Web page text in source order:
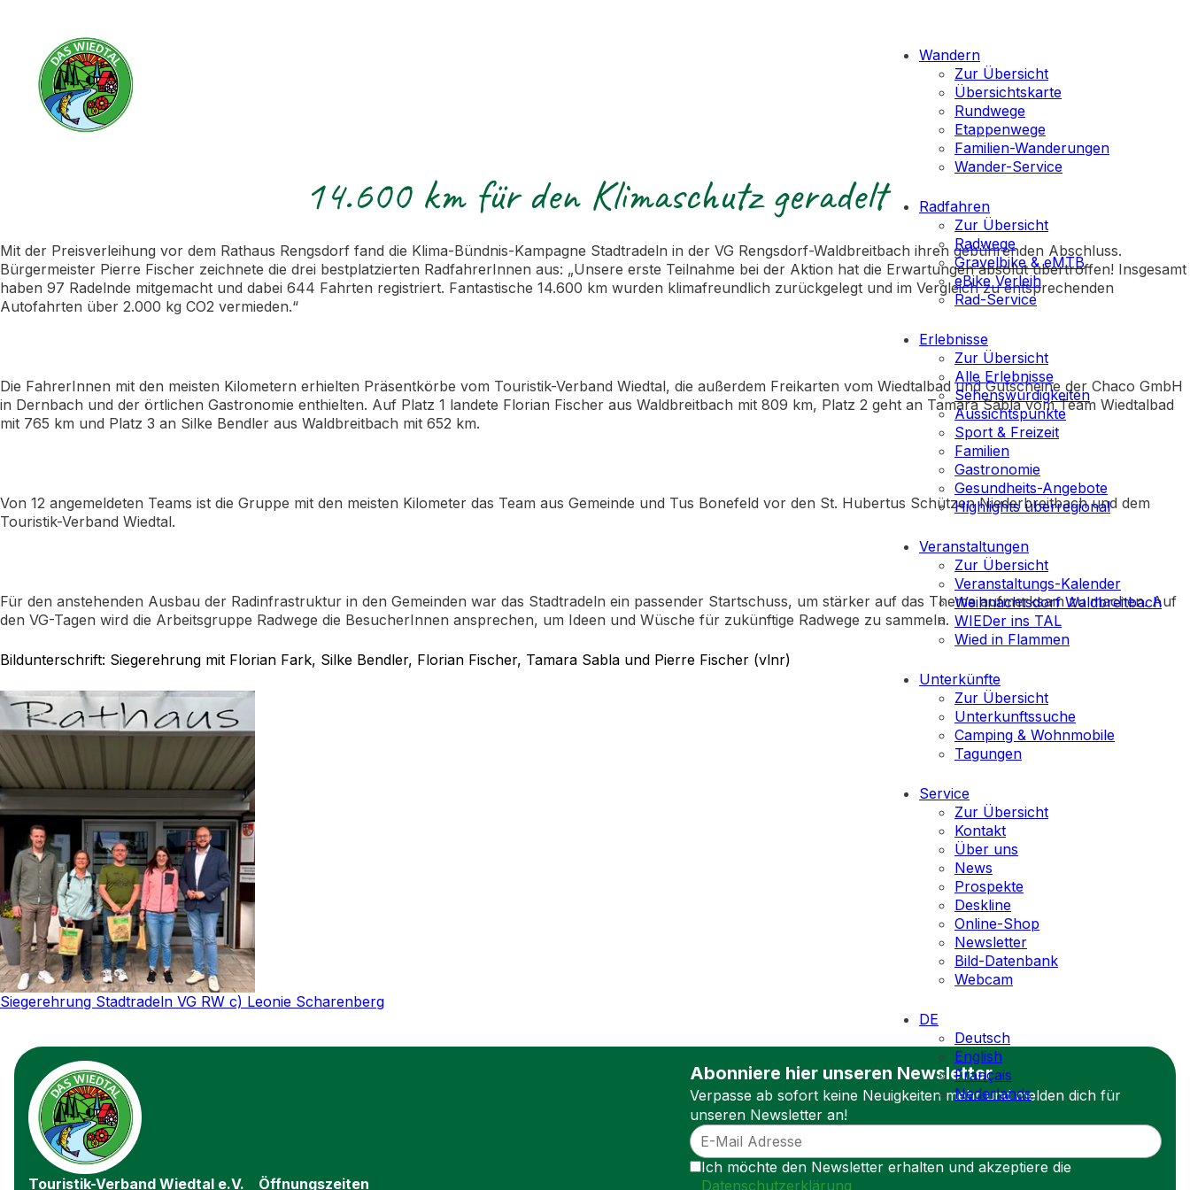
Wandern
Zur Übersicht
Übersichtskarte
Rundwege
Etappenwege
Familien-Wanderungen
Wander-Service
Radfahren
Zur Übersicht
Radwege
Gravelbike & eMTB
eBike Verleih
Rad-Service
Erlebnisse
Zur Übersicht
Alle Erlebnisse
Sehenswürdigkeiten
Aussichtspunkte
Sport & Freizeit
Familien
Gastronomie
Gesundheits-Angebote
Highlights überregional
Veranstaltungen
Zur Übersicht
Veranstaltungs-Kalender
Weihnachtsdorf Waldbreitbach
WIEDer ins TAL
Wied in Flammen
Unterkünfte
Zur Übersicht
Unterkunftssuche
Camping & Wohnmobile
Tagungen
Service
Zur Übersicht
Kontakt
Über uns
News
Prospekte
Deskline
Online-Shop
Newsletter
Bild-Datenbank
Webcam
DE
Deutsch
English
Français
Nederlands
14.600 km für den Klimaschutz geradelt
Mit der Preisverleihung vor dem Rathaus Rengsdorf fand die Klima-Bündnis-Kampagne Stadtradeln in der VG Rengsdorf-Waldbreitbach ihren gebührenden Abschluss.
Bürgermeister Pierre Fischer zeichnete die drei bestplatzierten RadfahrerInnen aus: „Unsere erste Teilnahme bei der Aktion hat die Erwartungen absolut übertroffen! Insgesamt
haben 97 Radelnde mitgemacht und dabei 644 Fahrten registriert. Fantastische 14.600 km wurden klimafreundlich zurückgelegt und im Vergleich zu entsprechenden
Autofahrten über 2.000 kg CO2 vermieden.“
Die FahrerInnen mit den meisten Kilometern erhielten Präsentkörbe vom Touristik-Verband Wiedtal, die außerdem Freikarten vom Wiedtalbad und Gutscheine der Chaco GmbH
in Dernbach und der örtlichen Gastronomie enthielten. Auf Platz 1 landete Florian Fischer aus Waldbreitbach mit 809 km, Platz 2 geht an Tamara Sabla vom Team Wiedtalbad
mit 765 km und Platz 3 an Silke Bendler aus Waldbreitbach mit 652 km.
Von 12 angemeldeten Teams ist die Gruppe mit den meisten Kilometer das Team aus Gemeinde und Tus Bonefeld vor den St. Hubertus Schützen Niederbreitbach und dem
Touristik-Verband Wiedtal.
Für den anstehenden Ausbau der Radinfrastruktur in den Gemeinden war das Stadtradeln ein passender Startschuss, um stärker auf das Thema aufmerksam zu machen. Auf
den VG-Tagen wird die Arbeitsgruppe Radwege die BesucherInnen ansprechen, um Ideen und Wüsche für zukünftige Radwege zu sammeln.
Bildunterschrift: Siegerehrung mit Florian Fark, Silke Bendler, Florian Fischer, Tamara Sabla und Pierre Fischer (vlnr)
Siegerehrung Stadtradeln VG RW c) Leonie Scharenberg
Touristik-Verband Wiedtal e.V. Öffnungszeiten
Abonniere hier unseren Newsletter
Verpasse ab sofort keine Neuigkeiten mehr und melden dich für
unseren Newsletter an!
Ich möchte den Newsletter erhalten und akzeptiere die
Datenschutzerklärung